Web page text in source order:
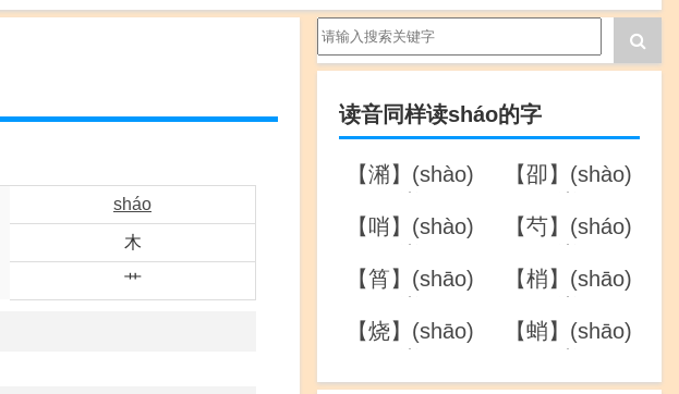
sháo
木
艹
读音同样读sháo的字
【潲】(shào)
【卲】(shào)
【哨】(shào)
【芍】(sháo)
【筲】(shāo)
【梢】(shāo)
【烧】(shāo)
【蛸】(shāo)